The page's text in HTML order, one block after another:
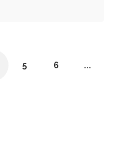
5 6 ...